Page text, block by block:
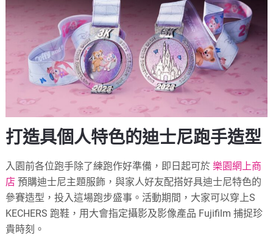
打造具個人特色的迪士尼跑手造型
入園前各位跑手除了練跑作好準備，即日起可於樂園網上商
店 預購迪士尼主題服飾，與家人好友配搭好具迪士尼特色的
參賽造型，投入這場跑步盛事。活動期間，大家可以穿上S
KECHERS 跑鞋，用大會指定攝影及影像產品 Fujifilm 捕捉珍
貴時刻。